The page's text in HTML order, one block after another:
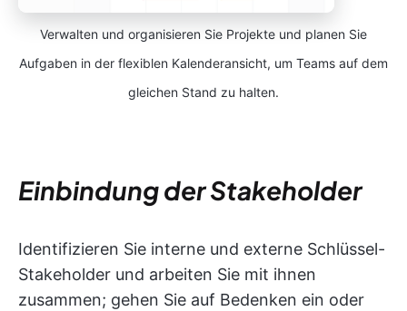
Verwalten und organisieren Sie Projekte und planen Sie
Aufgaben in der flexiblen Kalenderansicht, um Teams auf dem
gleichen Stand zu halten.
Einbindung der Stakeholder
Identifizieren Sie interne und externe Schlüssel-
Stakeholder und arbeiten Sie mit ihnen
zusammen; gehen Sie auf Bedenken ein oder